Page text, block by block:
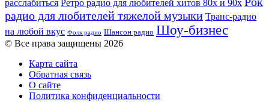
расслабиться Ретро радио для любителей хитов 80х и 90х
радио для любителей тяжелой музыки Транс-радио
на любой вкус Фолк радио Шансон радио Шоу-бизнес
© Все права защищены 2026
Карта сайта
Обратная связь
О сайте
Политика конфиденциальности